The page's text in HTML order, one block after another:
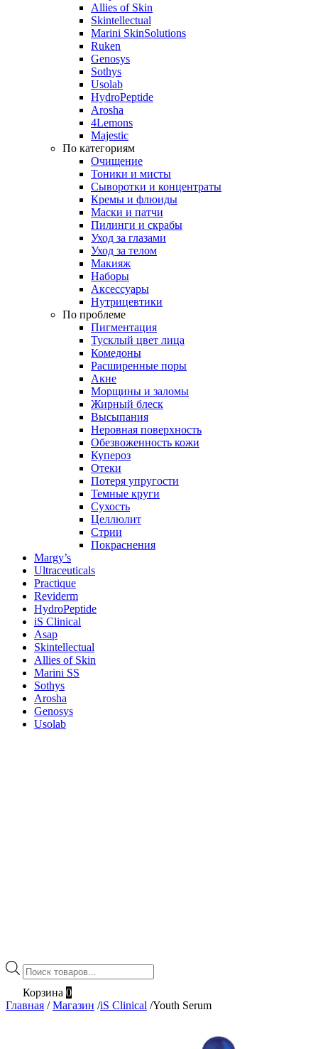
Allies of Skin
Skintellectual
Marini SkinSolutions
Ruken
Genosys
Sothys
Usolab
HydroPeptide
Arosha
4Lemons
Majestic
По категориям
Очищение
Тоники и мисты
Сыворотки и концентраты
Кремы и флюиды
Маски и патчи
Пилинги и скрабы
Уход за глазами
Уход за телом
Макияж
Наборы
Аксессуары
Нутрицевтики
По проблеме
Пигментация
Тусклый цвет лица
Комедоны
Расширенные поры
Акне
Морщины и заломы
Жирный блеск
Высыпания
Неровная поверхность
Обезвоженность кожи
Купероз
Отеки
Потеря упругости
Темные круги
Сухость
Целлюлит
Стрии
Покраснения
Margy’s
Ultraceuticals
Practique
Reviderm
HydroPeptide
iS Clinical
Asap
Skintellectual
Allies of Skin
Marini SS
Sothys
Arosha
Genosys
Usolab
Поиск
товаров
Корзина 0
Главная / Магазин /iS Clinical /Youth Serum